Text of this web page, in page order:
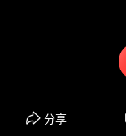
分享